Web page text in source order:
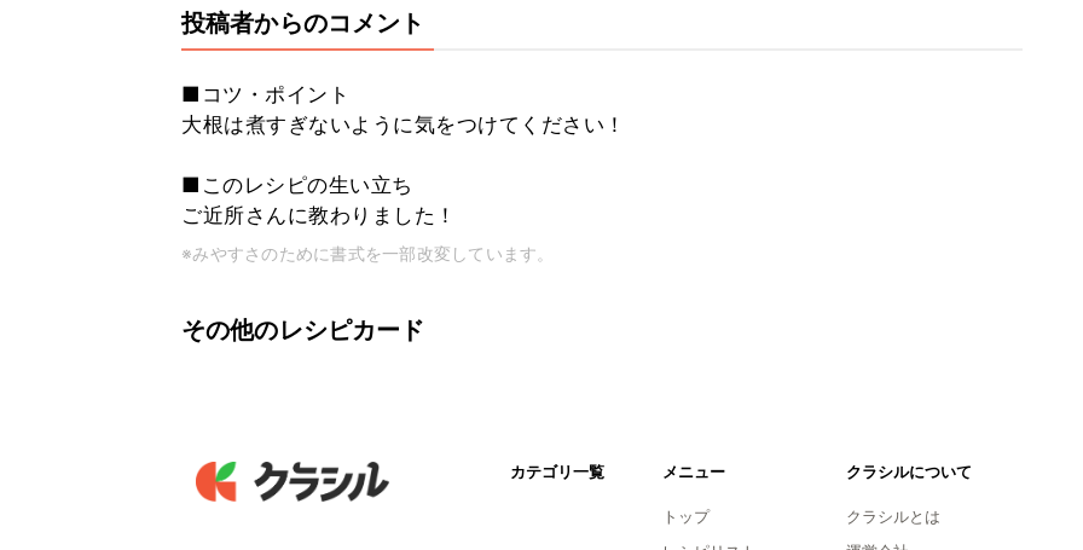
投稿者からのコメント
■コツ・ポイント
大根は煮すぎないように気をつけてください！
■このレシピの生い立ち
ご近所さんに教わりました！
※みやすさのために書式を一部改変しています。
その他のレシピカード
カテゴリ一覧 メニュー
トップ
クラシルについて
クラシルとは